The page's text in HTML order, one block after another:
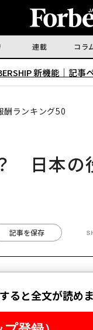
連載 コラ
新機能｜ 記事
ランキング50
日本の
記事を保存